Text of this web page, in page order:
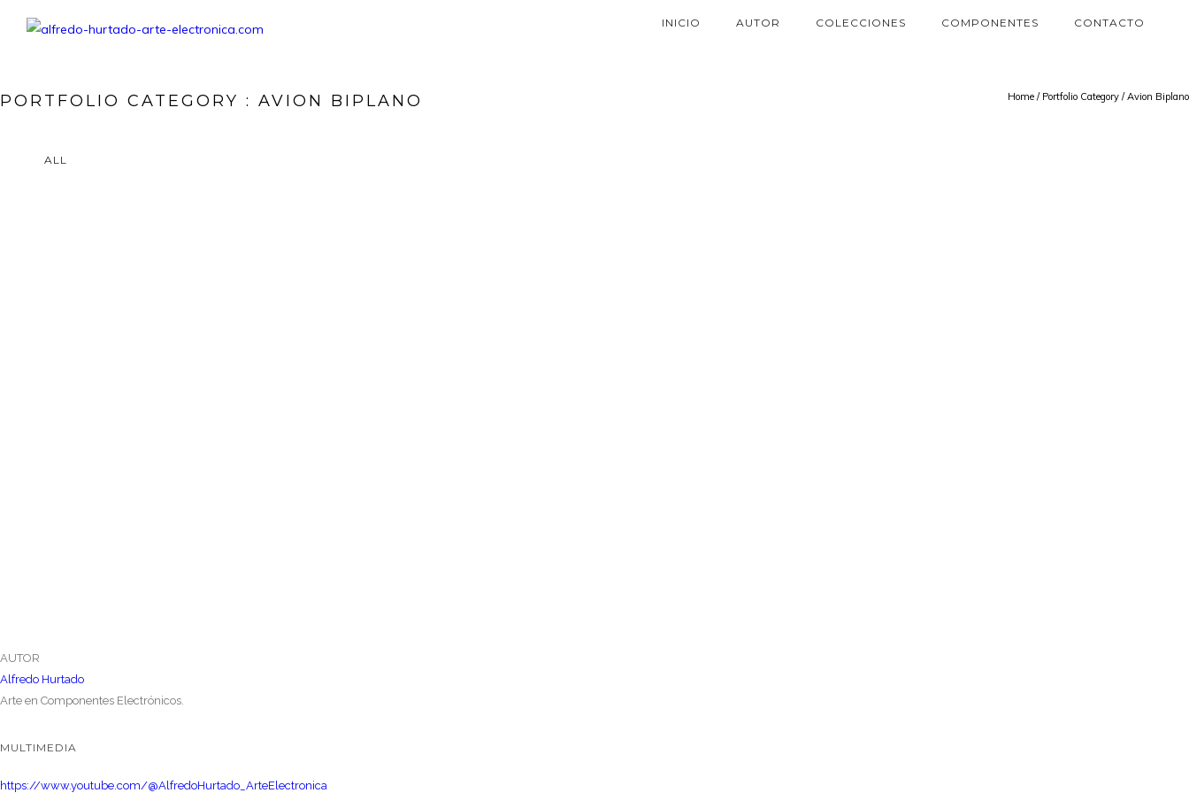
INICIO AUTOR COLECCIONES COMPONENTES CONTACTO
PORTFOLIO CATEGORY : AVION BIPLANO Home / Portfolio Category /Avion Biplano
ALL
AUTOR
Alfredo Hurtado
Arte en Componentes Electrónicos.
MULTIMEDIA
https://www.youtube.com/@AlfredoHurtado_ArteElectronica